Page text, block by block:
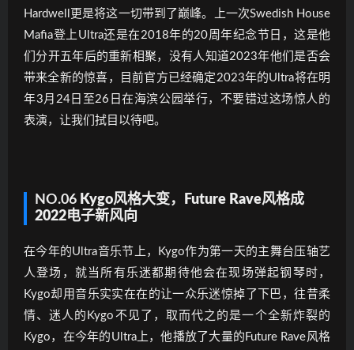
Hardwell更是将这一切带到了巅峰。上一次Swedish House
Mafia登上Ultra还是在2018年的20周年纪念节日，这是他
们分开五年后的重新相聚，没有人知道2023年他们是否会
带来全新的惊喜，目前官方已经确定2023年的Ultra将在明
年3月24日至26日在海滨公园举行，不要错过这场惊人的
表演，让我们拭目以待吧。
NO.06 Kygo风格大变，Future Rave风格成
2022电子新风向
在今年的Ultra音乐节上，Kygo作为第一天的主舞台压轴艺
人登场，就当所有乐迷都期待他会在现场弹起钢琴时，
Kygo却用音乐实实在在的让一众乐迷惊掉了下巴，往昔柔
情、迷人的Kygo不见了，取而代之的是一个全新炸裂的
Kygo，在今年的Ultra上，他播放了大量的Future Rave风格